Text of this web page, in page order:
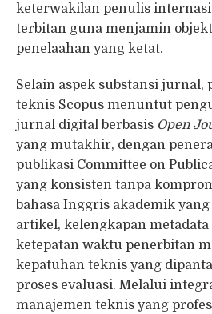
keterwakilan penulis
terbitan guna menjamin
penelaahan yang ketat.
Selain aspek substansi
teknis Scopus menuntut
jurnal digital berbasis Open
yang mutakhir, dengan
publikasi Committee on
yang konsisten tanpa
bahasa Inggris akademik
artikel, kelengkapan
ketepatan waktu penerbitan
kepatuhan teknis yang
proses evaluasi. Melalui
manajemen teknis yang